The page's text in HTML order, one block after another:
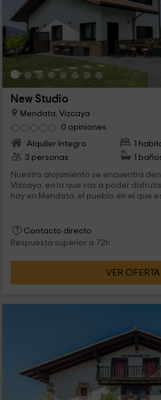
New Studio
Mendata, Vizcaya
0 opiniones
Alquiler íntegro
1
3 personas
1
Nuestro alojamiento se encuentra
Vizcaya, en la que vas a poder
hay en Mendata, el pueblo en el que
Contacto directo
Respuesta superior a 72h
VER OFERTA